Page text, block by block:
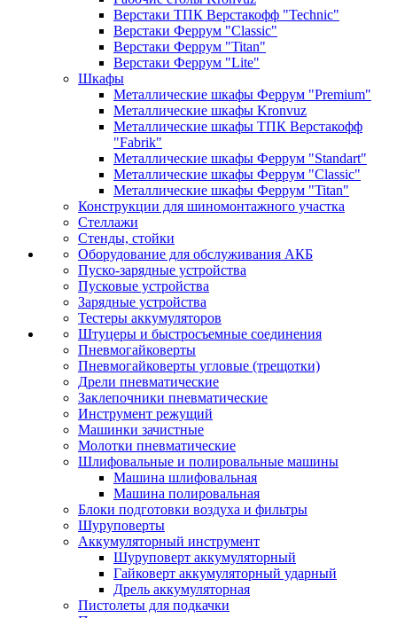
Верстаки ТПК Верстакофф "Technic"
Верстаки Феррум "Classic"
Верстаки Феррум "Titan"
Верстаки Феррум "Lite"
Шкафы
Металлические шкафы Феррум "Premium"
Металлические шкафы Kronvuz
Металлические шкафы ТПК Верстакофф
"Fabrik"
Металлические шкафы Феррум "Standart"
Металлические шкафы Феррум "Classic"
Металлические шкафы Феррум "Titan"
Конструкции для шиномонтажного участка
Стеллажи
Стенды, стойки
Оборудование для обслуживания АКБ
Пуско-зарядные устройства
Пусковые устройства
Зарядные устройства
Тестеры аккумуляторов
Штуцеры и быстросъемные соединения
Пневмогайковерты
Пневмогайковерты угловые (трещотки)
Дрели пневматические
Заклепочники пневматические
Инструмент режущий
Машинки зачистные
Молотки пневматические
Шлифовальные и полировальные машины
Машина шлифовальная
Машина полировальная
Блоки подготовки воздуха и фильтры
Шуруповерты
Аккумуляторный инструмент
Шуруповерт аккумуляторный
Гайковерт аккумуляторный ударный
Дрель аккумуляторная
Пистолеты для подкачки